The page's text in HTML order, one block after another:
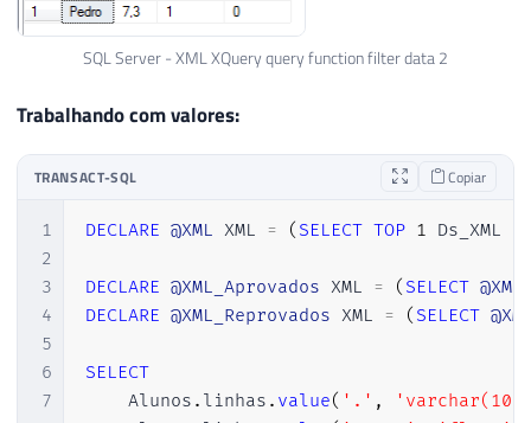
SQL Server - XML XQuery query function filter data 2
Trabalhando com valores:
TRANSACT-SQL Copiar
1
2
3
4
5
6
7
DECLARE @XML XML = ( SELECT TOP 1 Ds_XML
DECLARE @XML_Aprovados XML = ( SELECT
DECLARE @XML_Reprovados XML = ( SELECT
SELECT
    Alunos
. linhas . value( '.' ,